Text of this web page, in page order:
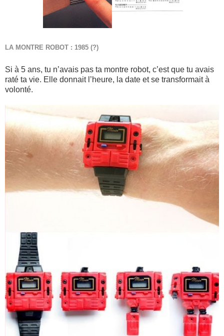
LA MONTRE ROBOT : 1985 (?)
Si à 5 ans, tu n’avais pas ta montre robot, c’est que tu avais
raté ta vie. Elle donnait l’heure, la date et se transformait à
volonté.